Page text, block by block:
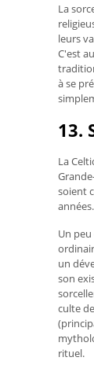
La
leurs
C'est
à se
13.
La
soient
années.
Un
un
son
culte
rituel.